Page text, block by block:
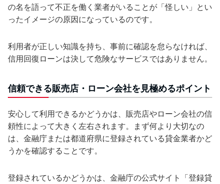
の名を語って不正を働く業者がいることが「怪しい」とい
ったイメージの原因になっているのです。
利用者が正しい知識を持ち、事前に確認を怠らなければ、
信用回復ローンは決して危険なサービスではありません。
信頼できる販売店・ローン会社を見極めるポイント
安心して利用できるかどうかは、販売店やローン会社の信
頼性によって大きく左右されます。まず何より大切なの
は、金融庁または都道府県に登録されている貸金業者かど
うかを確認することです。
登録されているかどうかは、金融庁の公式サイト「登録貸